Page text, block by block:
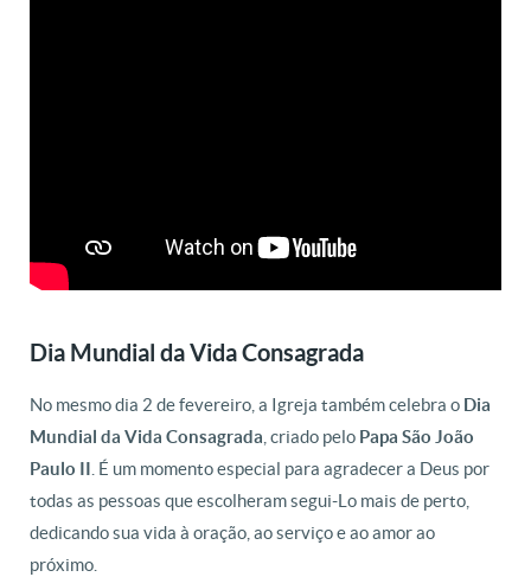
Dia Mundial da Vida Consagrada
No mesmo dia 2 de fevereiro, a Igreja também celebra o Dia
Mundial da Vida Consagrada , criado pelo Papa São João
Paulo II . É um momento especial para agradecer a Deus por
todas as pessoas que escolheram segui-Lo mais de perto,
dedicando sua vida à oração, ao serviço e ao amor ao
próximo.